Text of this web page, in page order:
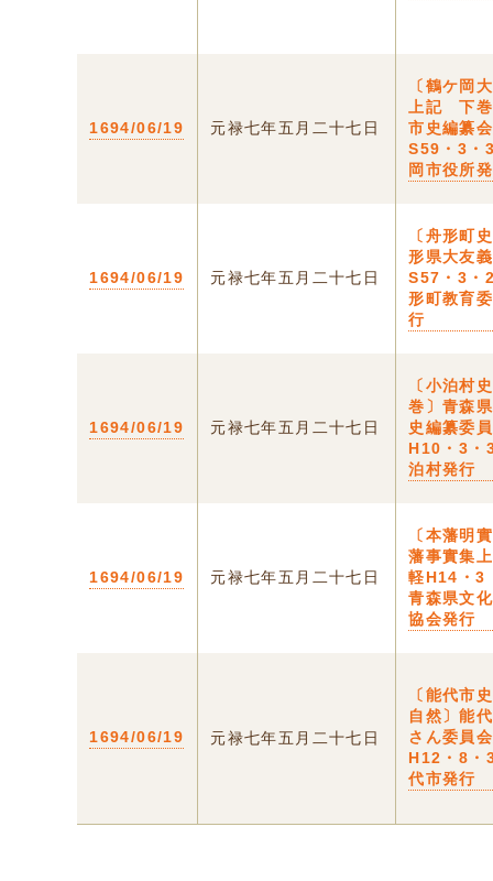
1694/06/19 元禄七年五月二十七日
〔鶴ケ岡
上記 下巻
市史編纂
S59・3
岡市役所
1694/06/19 元禄七年五月二十七日
〔舟形町
形県大友
S57・3
形町教育
行
1694/06/19 元禄七年五月二十七日
〔小泊村
巻〕青森
史編纂委
H10・3
泊村発行
1694/06/19 元禄七年五月二十七日
〔本藩明
藩事實集
軽H14・
青森県文
協会発行
1694/06/19 元禄七年五月二十七日
〔能代市
自然〕能
さん委員
H12・8
代市発行